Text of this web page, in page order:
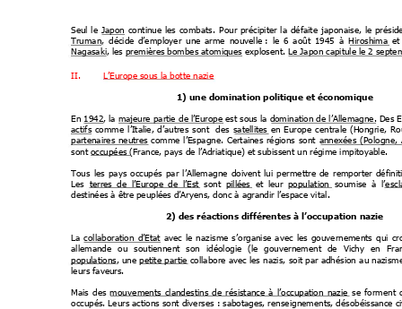
Seul le Japon continue les combats. Pour précipiter la défaite japonaise, le
Truman, décide d’employer une arme nouvelle : le 6 août 1945 à Hiroshima et
Nagasaki, les premières bombes atomiques explosent. Le Japon capitule le 2
II. L’Europe sous la botte nazie
1) une domination politique et économique
En 1942, la majeure partie de l’Europe est sous la domination de l ’Allemagne. Des
actifs comme l’Italie, d’autres sont des satellites en Europe centrale (Hongrie,
partenaires neutres comme ’Espagne. Certaines régions sont annexées (Pologne,
sont occupées (France, pays de l’Adriatique) et subissent un régime impitoyable.
Tous les pays occupés par l’Allemagne doivent lui permettre de remporter
Les terres de l’Europe de l’Est sont pillées et leur population  soumise à
destinées à être peuplées d’Aryens, donc à agrandir l’espace vital.
2) des réactions différentes à l’occupation nazie
La collaboration d’Etat avec le nazisme s’organise avec les gouvernements qui
allemande ou soutiennent son idéologie (le gouvernement de Vichy en
populations, une petite partie collabore avec les nazis, soit par adhésion au
leurs faveurs.
Mais des mouvements clandestins de résistance à l’occupation nazie se forment
occupés. Leurs actions sont diverses : sabotages, renseignements, désobéissance